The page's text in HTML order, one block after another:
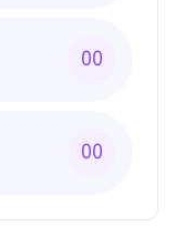
00
00